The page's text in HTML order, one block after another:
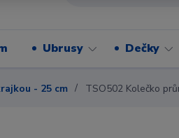
Ubrusy Dečky
- 25 cm TSO502 Kolečko